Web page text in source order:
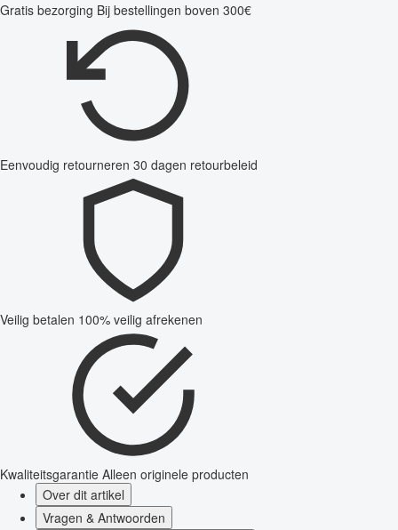
Gratis bezorging Bij bestellingen boven 300€
Eenvoudig retourneren 30 dagen retourbeleid
Veilig betalen 100% veilig afrekenen
Kwaliteitsgarantie Alleen originele producten
Over dit artikel
Vragen & Antwoorden